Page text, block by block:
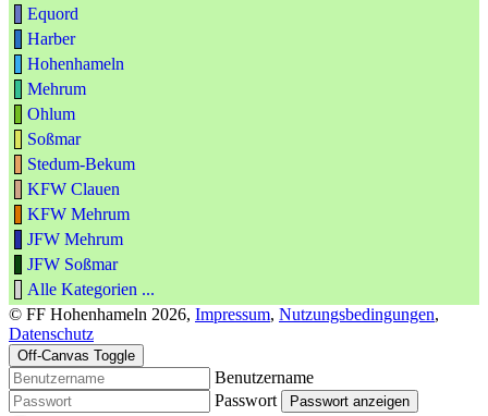
Equord
Harber
Hohenhameln
Mehrum
Ohlum
Soßmar
Stedum-Bekum
KFW Clauen
KFW Mehrum
JFW Mehrum
JFW Soßmar
Alle Kategorien ...
© FF Hohenhameln 2026, Impressum, Nutzungsbedingungen,
Datenschutz
Off-Canvas Toggle
Benutzername
Passwort
Passwort anzeigen